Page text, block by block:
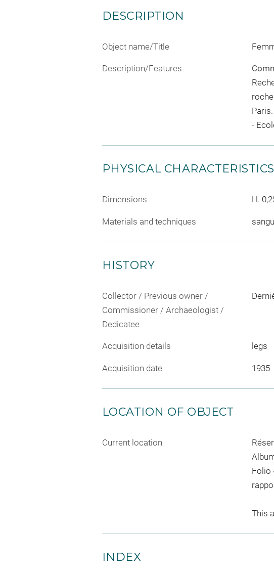
DESCRIPTION
Object name/Title
Description/Features
-
PHYSICAL CHARACTERISTICS
Dimensions H.
Materials and techniques
HISTORY
Collector / Previous owner /
Commissioner / Archaeologist /
Dedicatee
Acquisition details legs
Acquisition date 1935
LOCATION OF OBJECT
Current location
Folio
This
INDEX